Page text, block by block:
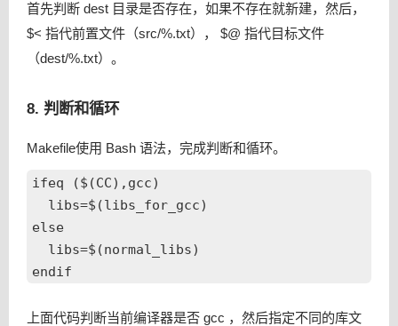
首先判断 dest 目录是否存在，如果不存在就新建，然后，
$< 指代前置文件（src/%.txt）， $@ 指代目标文件
（dest/%.txt）。
8. 判断和循环
Makefile使用 Bash 语法，完成判断和循环。
ifeq ($(CC),gcc)
  libs=$(libs_for_gcc)
else
  libs=$(normal_libs)
上面代码判断当前编译器是否 gcc ，然后指定不同的库文